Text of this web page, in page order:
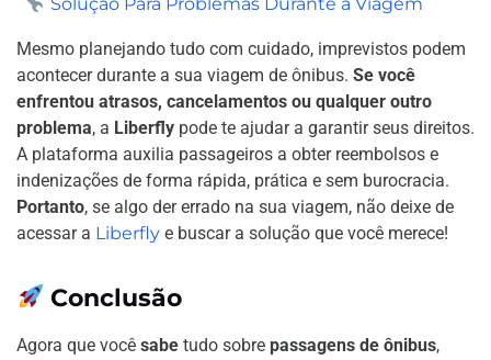
Mesmo planejando tudo com cuidado, imprevistos podem
acontecer durante a sua viagem de ônibus. Se você
enfrentou atrasos, cancelamentos ou qualquer outro
problema, a Liberfly pode te ajudar a garantir seus direitos.
A plataforma auxilia passageiros a obter reembolsos e
indenizações de forma rápida, prática e sem burocracia.
Portanto, se algo der errado na sua viagem, não deixe de
acessar a Liberfly e buscar a solução que você merece!
Conclusão
Agora que você sabe tudo sobre passagens de ônibus,